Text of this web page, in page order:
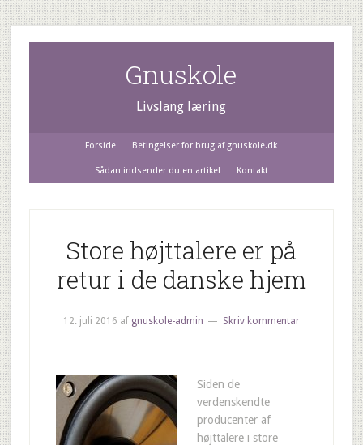
Gnuskole
Livslang læring
Forside Betingelser for brug af gnuskole.dk
Sådan indsender du en artikel Kontakt
Store højttalere er på
retur i de danske hjem
12. juli 2016 af gnuskole-admin Skriv kommentar
Siden de
verdenskendte
producenter af
højttalere i store